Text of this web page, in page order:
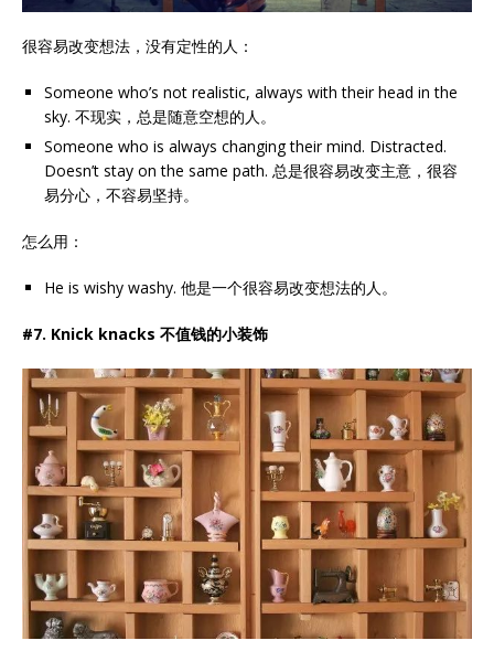
很容易改变想法，没有定性的人：
Someone who’s not realistic, always with their head in the
sky. 不现实，总是随意空想的人。
Someone who is always changing their mind. Distracted.
Doesn’t stay on the same path. 总是很容易改变主意，很容
易分心，不容易坚持。
怎么用：
He is wishy washy. 他是一个很容易改变想法的人。
#7. Knick knacks 不值钱的小装饰